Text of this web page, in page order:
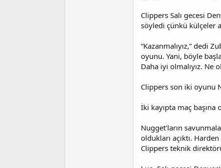
Clippers Salı gecesi
söyledi çünkü külçeler
“Kazanmalıyız,” dedi
oyunu. Yani, böyle
Daha iyi olmalıyız. Ne
Clippers son iki oyunu
İki kayıpta maç
Nugget'ların
oldukları açıktı.
Clippers teknik